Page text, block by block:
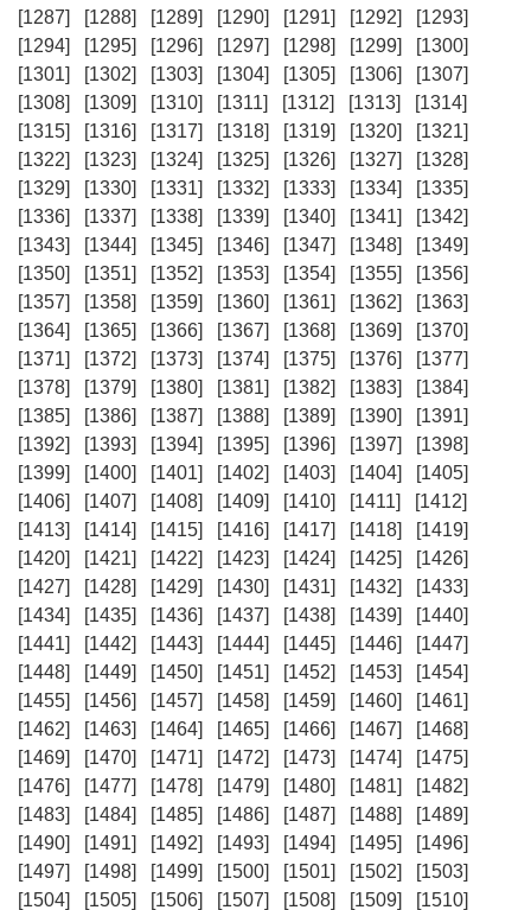
[1287]
[1288] [1289] [1290] [1291] [1292]
[1293]
[1294]
[1295] [1296] [1297] [1298] [1299]
[1300]
[1301]
[1302] [1303] [1304] [1305] [1306]
[1307]
[1308]
[1309] [1310] [1311] [1312] [1313]
[1314]
[1315]
[1316] [1317] [1318] [1319] [1320]
[1321]
[1322]
[1323] [1324] [1325] [1326] [1327]
[1328]
[1329]
[1330] [1331] [1332] [1333] [1334]
[1335]
[1336]
[1337] [1338] [1339] [1340] [1341]
[1342]
[1343]
[1344] [1345] [1346] [1347] [1348]
[1349]
[1350]
[1351] [1352] [1353] [1354] [1355]
[1356]
[1357]
[1358] [1359] [1360] [1361] [1362]
[1363]
[1364]
[1365] [1366] [1367] [1368] [1369]
[1370]
[1371]
[1372] [1373] [1374] [1375] [1376]
[1377]
[1378]
[1379] [1380] [1381] [1382] [1383]
[1384]
[1385]
[1386] [1387] [1388] [1389] [1390]
[1391]
[1392]
[1393] [1394] [1395] [1396] [1397]
[1398]
[1399]
[1400] [1401] [1402] [1403] [1404]
[1405]
[1406]
[1407] [1408] [1409] [1410] [1411]
[1412]
[1413]
[1414] [1415] [1416] [1417] [1418]
[1419]
[1420]
[1421] [1422] [1423] [1424] [1425]
[1426]
[1427]
[1428] [1429] [1430] [1431] [1432]
[1433]
[1434]
[1435] [1436] [1437] [1438] [1439]
[1440]
[1441]
[1442] [1443] [1444] [1445] [1446]
[1447]
[1448]
[1449] [1450] [1451] [1452] [1453]
[1454]
[1455]
[1456] [1457] [1458] [1459] [1460]
[1461]
[1462]
[1463] [1464] [1465] [1466] [1467]
[1468]
[1469]
[1470] [1471] [1472] [1473] [1474]
[1475]
[1476]
[1477] [1478] [1479] [1480] [1481]
[1482]
[1483]
[1484] [1485] [1486] [1487] [1488]
[1489]
[1490]
[1491] [1492] [1493] [1494] [1495]
[1496]
[1497]
[1498] [1499] [1500] [1501] [1502]
[1503]
[1504]
[1505] [1506] [1507] [1508] [1509]
[1510]